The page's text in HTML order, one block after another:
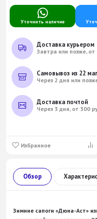
Уточнить наличие
Доставка курьером
Завтра или позже, от
Самовывоз из 22
Через 2 дня или
Доставка почтой
Через 3 дня, от 300
Избранное
Обзор
Зимние сапоги «Дюна-Аст»